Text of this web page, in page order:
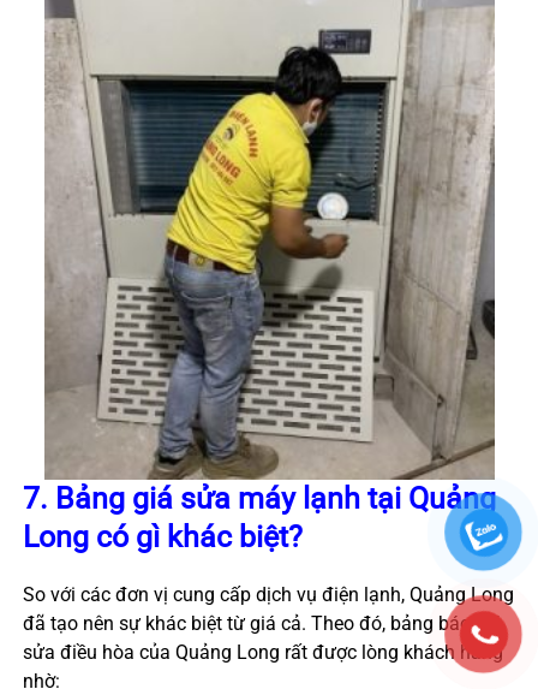
7. Bảng giá sửa máy lạnh tại Quảng
Long có gì khác biệt?
So với các đơn vị cung cấp dịch vụ điện lạnh, Quảng Long
đã tạo nên sự khác biệt từ giá cả. Theo đó, bảng báo giá
sửa điều hòa của Quảng Long rất được lòng khách hàng
nhờ: